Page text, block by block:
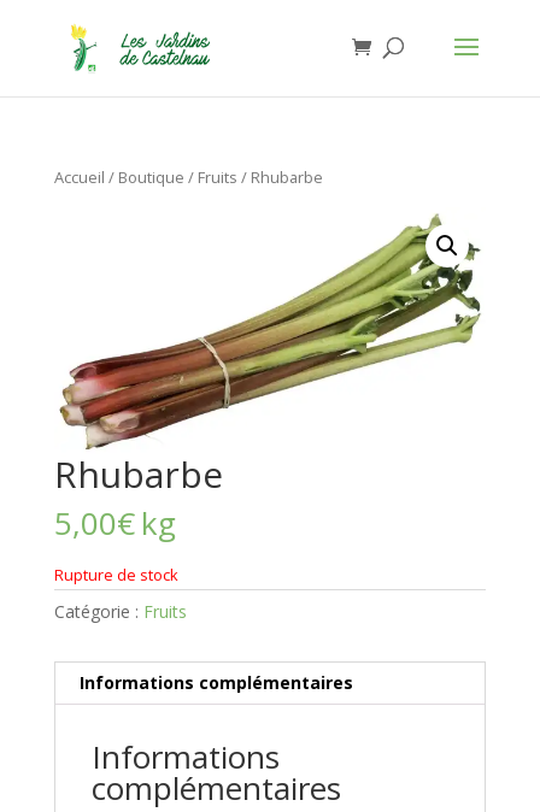
Accueil / Boutique / Fruits / Rhubarbe
Rhubarbe
5,00€ kg
Rupture de stock
Catégorie : Fruits
Informations complémentaires
Informations
complémentaires
Jardins de Castelnau - Organic Food
Anthony Lasserre
Gratuit - In Google Play
Installer